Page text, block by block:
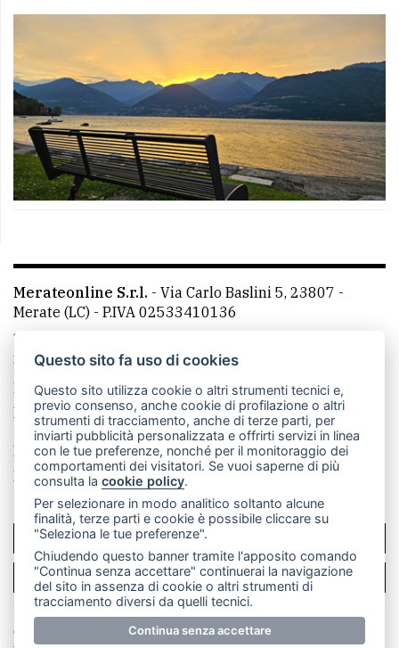
Merateonline S.r.l. - Via Carlo Baslini 5, 23807 -
Merate (LC) - P.IVA 02533410136
Telefono:
mail: redazione@leccoonline.com
La redazione
MerateOnline CasateOnline
RSS
Made by VIP
Privacy policy
Cookie policy
Rivedi le tue scelte sui cookie
SCRIVICI
PER LA TUA PUBBLICITÀ
© Copyright Merateonline S.r.l. - Tutti i diritti riservati.
Questo sito fa uso di cookies
Questo sito utilizza cookie o altri strumenti tecnici e,
previo consenso, anche cookie di profilazione o altri
strumenti di tracciamento, anche di terze parti, per
inviarti pubblicità personalizzata e offrirti servizi in linea
con le tue preferenze, nonché per il monitoraggio dei
comportamenti dei visitatori. Se vuoi saperne di più
consulta lacookie policy.
Per selezionare in modo analitico soltanto alcune
finalità, terze parti e cookie è possibile cliccare su
"Seleziona le tue preferenze".
Chiudendo questo banner tramite l'apposito comando
"Continua senza accettare" continuerai la navigazione
del sito in assenza di cookie o altri strumenti di
tracciamento diversi da quelli tecnici.
Continua senza accettare